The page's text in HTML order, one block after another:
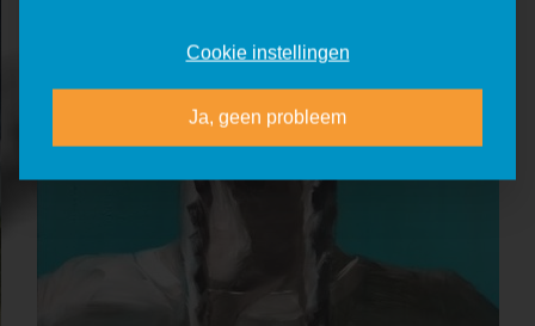
Cookie instellingen
Ja, geen probleem